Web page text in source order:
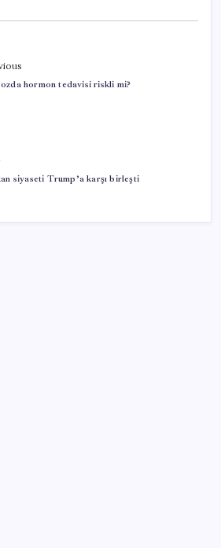
hormon tedavisi riskli mi?
siyaseti Trump’a karşı birleşti